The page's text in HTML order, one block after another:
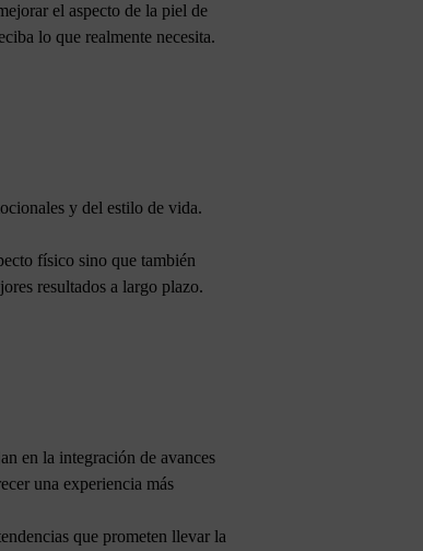
el aspecto de la piel de
lo que realmente necesita.
y del estilo de vida.
físico sino que también
resultados a largo plazo.
en la integración de avances
una experiencia más
que prometen llevar la